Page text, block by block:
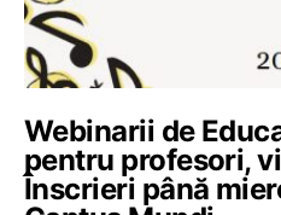
Webinarii de
pentru profesori,
Înscrieri până